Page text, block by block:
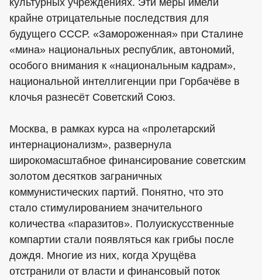
культурных учреждениях. Эти меры имели
крайне отрицательные последствия для
будущего СССР. «Замороженная» при Сталине
«мина» национальных республик, автономий,
особого внимания к «национальным кадрам»,
национальной интеллигенции при Горбачёве в
клочья разнесёт Советский Союз.
Москва, в рамках курса на «пролетарский
интернационализм», развернула
широкомасштабное финансирование советским
золотом десятков заграничных
коммунистических партий. Понятно, что это
стало стимулированием значительного
количества «паразитов». Полуискусственные
компартии стали появляться как грибы после
дождя. Многие из них, когда Хрущёва
отстранили от власти и финансовый поток